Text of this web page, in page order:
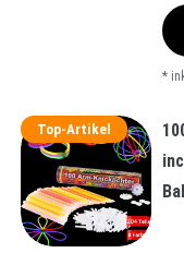
*
Top-Artikel